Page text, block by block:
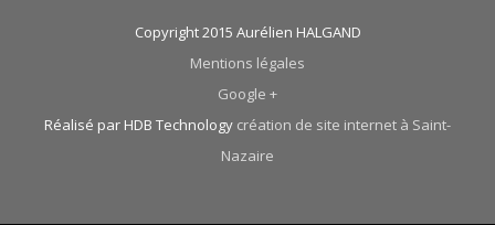
Copyright 2015 Aurélien HALGAND
Mentions légales
Google +
Réalisé par HDB Technology création de site internet à Saint-
Nazaire